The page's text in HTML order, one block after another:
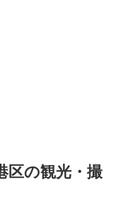
の観光・撮